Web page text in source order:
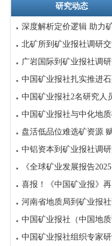
研究动态
深度解析定价逻辑 助力
北矿所到矿业报社调研
广岩国际到矿业报社调
中国矿业报社扎实推进
中国矿业报社2名研究人
中国矿业报社与中化地
盘活低品位难选矿资源
中铝资本到矿业报社调
《全球矿业发展报告
喜报！《中国矿业报》
河南省地质局到矿业报
中国矿业报社（中国地
中国矿业报社组织专家